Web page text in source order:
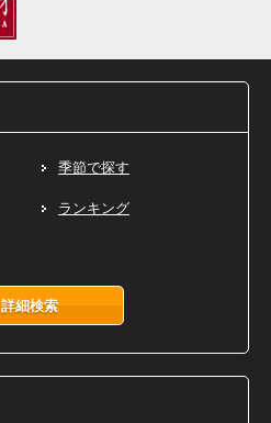
季節で探す
ランキング
詳細検索